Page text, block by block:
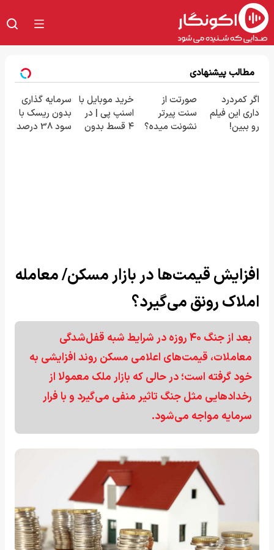
مطالب پیشنهادی
اگر کمردرد
داری این فیلم
رو ببین!
صورتت از
سنت پیرتر
نشونت میده؟
خرید موبایل با
اسنپ پی | در
۴ قسط بدون
سرمایه گذاری
بدون ریسک با
سود 38 درصد
افزایش قیمت‌ها در بازار مسکن/ معامله
املاک رونق می‌گیرد؟
بعد از جنگ ۴۰ روزه در شرایط شبه قفل‌شدگی
معاملات، قیمت‌های اعلامی مسکن روند افزایشی به
خود گرفته است؛ در حالی که بازار ملک معمولا از
رخدادهایی مثل جنگ تاثیر منفی می‌گیرد و با فرار
سرمایه مواجه می‌شود.